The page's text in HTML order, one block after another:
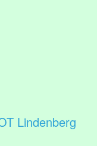
Lindenberg